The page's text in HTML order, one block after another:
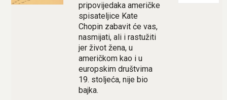
pripovijedaka američke
spisateljice Kate
Chopin zabavit će vas,
nasmijati, ali i rastužiti
jer život žena, u
američkom kao i u
europskim društvima
19. stoljeća, nije bio
bajka.